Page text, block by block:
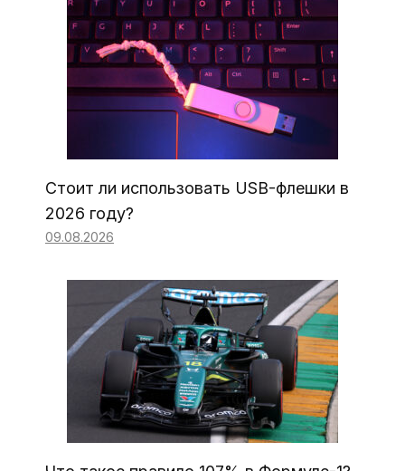
Стоит ли использовать USB-флешки в
2026 году?
09.08.2026